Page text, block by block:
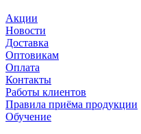
Акции
Новости
Доставка
Оптовикам
Оплата
Контакты
Работы клиентов
Правила приёма продукции
Обучение